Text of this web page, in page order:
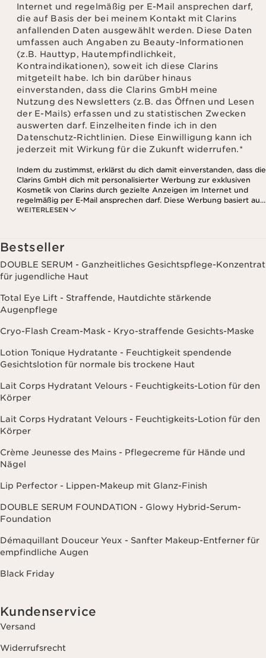
Internet und regelmäßig per E-Mail ansprechen darf,
die auf Basis der bei meinem Kontakt mit Clarins
anfallenden Daten ausgewählt werden. Diese Daten
umfassen auch Angaben zu Beauty-Informationen
(z.B. Hauttyp, Hautempfindlichkeit,
Kontraindikationen), soweit ich diese Clarins
mitgeteilt habe. Ich bin darüber hinaus
einverstanden, dass die Clarins GmbH meine
Nutzung des Newsletters (z.B. das Öffnen und Lesen
der E-Mails) erfassen und zu statistischen Zwecken
auswerten darf. Einzelheiten finde ich in den
Datenschutz-Richtlinien. Diese Einwilligung kann ich
jederzeit mit Wirkung für die Zukunft widerrufen.*
WEITERLESEN
Indem du zustimmst, erklärst du dich damit einverstanden, dass die
Clarins GmbH dich mit personalisierter Werbung zur exklusiven
Kosmetik von Clarins durch gezielte Anzeigen im Internet und
regelmäßig per E-Mail ansprechen darf. Diese Werbung basiert auf
den Daten, die bei deinem Kontakt mit Clarins anfallen,
mitgeteilt hast. Außerdem stimmst du zu, dass die Clarins GmbH
dein Nutzungsverhalten im Zusammenhang mit dem Newsletter
(z.B. das Öffnen und Lesen der E-Mails) erfassen und zu
statistischen Zwecken auswerten darf. Weitere Informationen
findest du in den Datenschutz-Richtlinien. Diese Einwilligung
Bestseller
DOUBLE SERUM - Ganzheitliches Gesichtspflege-Konzentrat
für jugendliche Haut
Total Eye Lift - Straffende, Hautdichte stärkende
Augenpflege
Cryo-Flash Cream-Mask - Kryo-straffende Gesichts-Maske
Lotion Tonique Hydratante - Feuchtigkeit spendende
Gesichtslotion für normale bis trockene Haut
Lait Corps Hydratant Velours - Feuchtigkeits-Lotion für den
Körper
Lait Corps Hydratant Velours - Feuchtigkeits-Lotion für den
Körper
Crème Jeunesse des Mains - Pflegecreme für Hände und
Nägel
Lip Perfector - Lippen-Makeup mit Glanz-Finish
DOUBLE SERUM FOUNDATION - Glowy Hybrid-Serum-
Foundation
Démaquillant Douceur Yeux - Sanfter Makeup-Entferner für
empfindliche Augen
Black Friday
Kundenservice
Versand
Widerrufsrecht